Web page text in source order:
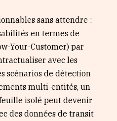
sans attendre :
en termes de
Your-Customer) par
avec les
scénarios de détection
multi-entités, un
isolé peut devenir
des données de transit